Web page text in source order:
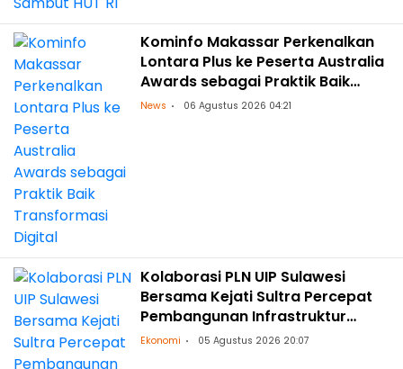
Kominfo Makassar Perkenalkan
Lontara Plus ke Peserta Australia
Awards sebagai Praktik Baik
Transformasi Digital
News 06 Agustus 2026 04:21
Kolaborasi PLN UIP Sulawesi
Bersama Kejati Sultra Percepat
Pembangunan Infrastruktur
Ketenagalistrikan
Ekonomi 05 Agustus 2026 20:07